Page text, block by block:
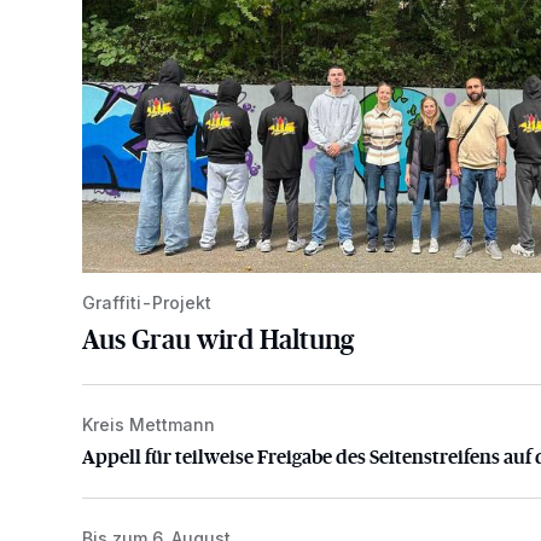
Graffiti-Projekt
Aus Grau wird Haltung
Appell für teilweise Freigabe des Seitenstreifens auf
Kreis Mettmann
Appell für teilweise Freigabe des Seitenstreifens auf